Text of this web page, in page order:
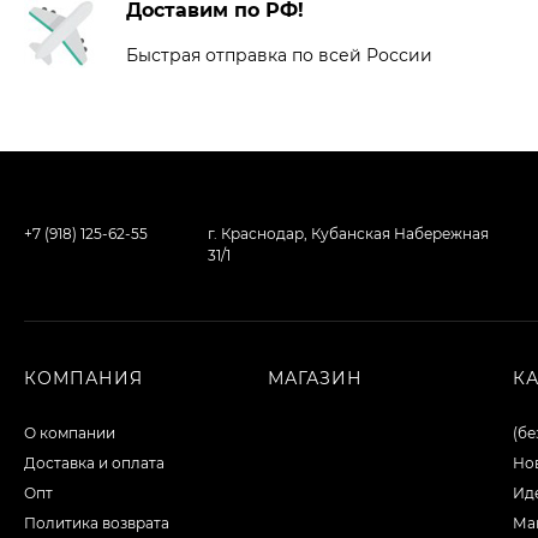
Палетка теней
4 188₽
Christmas
₽
для макияжа Валери-
Доставим по РФ!
Быстрая отправка по всей России
+7 (918) 125-62-55
г. Краснодар, Кубанская Набережная
31/1
КОМПАНИЯ
О компании
Доставка и оплата
Опт
Политика возврата
МАГАЗИН